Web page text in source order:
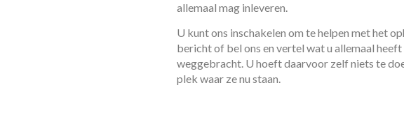
allemaal mag inleveren.
U kunt ons inschakelen om te helpen met het
bericht of bel ons en vertel wat u allemaal
weggebracht. U hoeft daarvoor zelf niets te
plek waar ze nu staan.